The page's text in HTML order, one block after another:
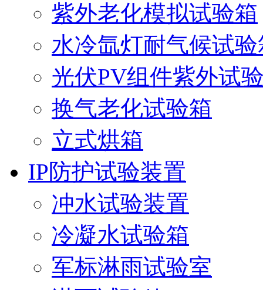
紫外老化模拟试验箱
水冷氙灯耐气候试验
光伏PV组件紫外试
换气老化试验箱
立式烘箱
IP防护试验装置
冲水试验装置
冷凝水试验箱
军标淋雨试验室